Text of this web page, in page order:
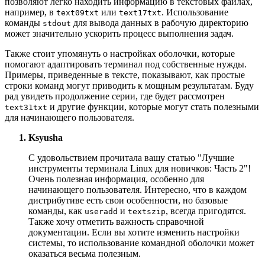
например, в text09txt или text17txt. Использование
команды stdout для вывода данных в рабочую директорию
может значительно ускорить процесс выполнения задач.
Также стоит упомянуть о настройках оболочки, которые
помогают адаптировать терминал под собственные нужды.
Примеры, приведенные в тексте, показывают, как простые
строки команд могут приводить к мощным результатам. Буду
рад увидеть продолжение серии, где будет рассмотрен
text31txt и другие функции, которые могут стать полезными
для начинающего пользователя.
Ksyusha
С удовольствием прочитала вашу статью "Лучшие
инструменты терминала Linux для новичков: Часть 2"!
Очень полезная информация, особенно для
начинающего пользователя. Интересно, что в каждом
дистрибутиве есть свои особенности, но базовые
команды, как useradd и textszip, всегда пригодятся.
Также хочу отметить важность справочной
документации. Если вы хотите изменить настройки
системы, то использование командной оболочки может
оказаться весьма полезным.